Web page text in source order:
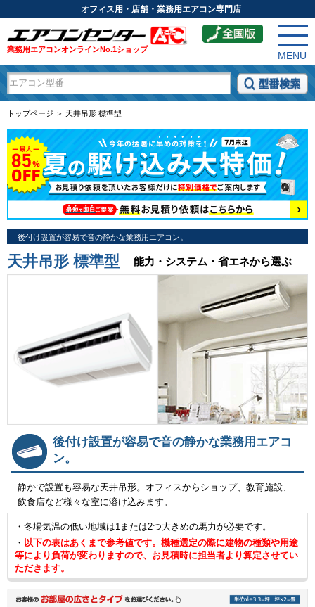
オフィス用・店舗・業務用エアコン専門店
業務用エアコンオンラインNo.1ショップ
MENU
トップページ ＞ 天井吊形 標準型
後付け設置が容易で音の静かな業務用エアコン。
天井吊形 標準型 能力・システム・省エネから選ぶ
後付け設置が容易で音の静かな業務用エアコ
ン。
静かで設置も容易な天井吊形。オフィスからショップ、教育施設、
飲食店など様々な室に溶け込みます。
・冬場気温の低い地域は1または2つ大きめの馬力が必要です。
・ 以下の表はあくまで参考値です。機種選定の際に建物の種類や用途
等により負荷が変わりますので、お見積時に担当者より算定させてい
ただきます。